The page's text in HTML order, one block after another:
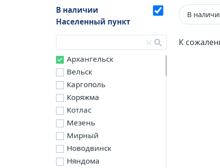
В наличии
Населенный пункт
Архангельск
Вельск
Каргополь
Коряжма
Котлас
Мезень
Мирный
Новодвинск
Няндома
В
К